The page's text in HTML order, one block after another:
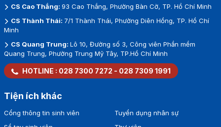
CS Cao Thắng: 93 Cao Thắng, Phường Bàn Cờ, TP. Hồ Chí Minh
CS Thành Thái: 7/1 Thành Thái, Phường Diên Hồng, TP. Hồ Chí
Minh
CS Quang Trung: Lô 10, Đường số 3, Công viên Phần mềm
Quang Trung, Phường Trung Mỹ Tây, TP.Hồ Chí Minh
HOTLINE : 028 7300 7272 - 028 7309 1991
Tiện ích khác
Cổng thông tin sinh viên
Tuyển dụng nhân sự